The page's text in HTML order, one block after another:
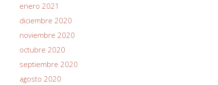
enero 2021
diciembre 2020
noviembre 2020
octubre 2020
septiembre 2020
agosto 2020